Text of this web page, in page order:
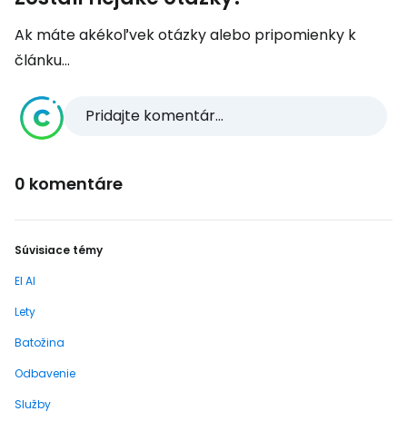
Ak máte akékoľvek otázky alebo pripomienky k
článku...
Pridajte komentár...
0 komentáre
Súvisiace témy
El Al
Lety
Batožina
Odbavenie
Služby